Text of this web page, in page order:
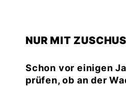
NUR MIT
Schon vor einigen
prüfen, ob an der